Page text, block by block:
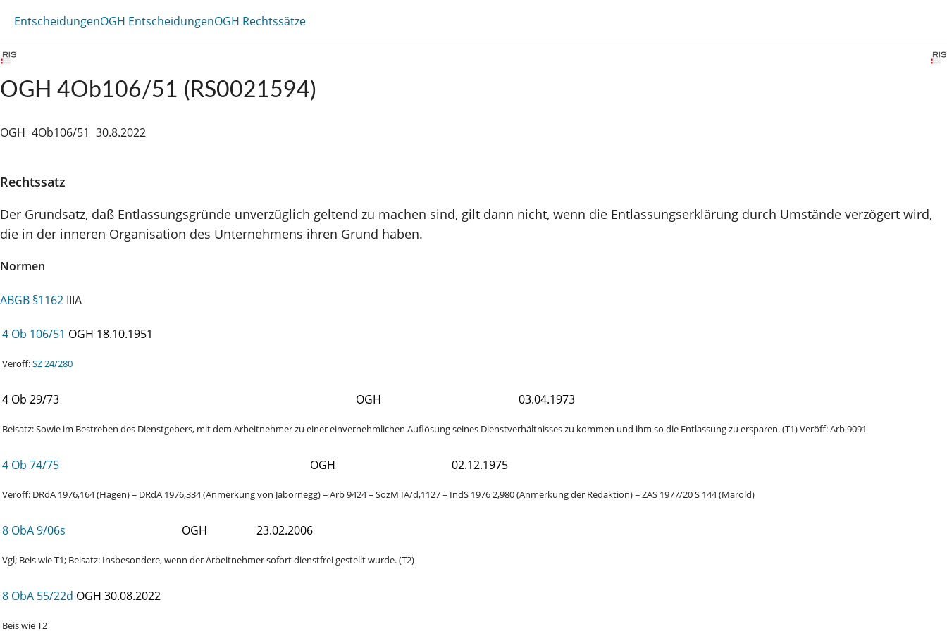
EntscheidungenOGH EntscheidungenOGH Rechtssätze
OGH 4Ob106/51 (RS0021594)
OGH 4Ob106/51 30.8.2022
Rechtssatz
Der Grundsatz, daß Entlassungsgründe unverzüglich geltend zu machen sind, gilt dann nicht, wenn die Entlassungserklärung durch Umstände verzögert wird,
die in der inneren Organisation des Unternehmens ihren Grund haben.
Normen
ABGB §1162 IIIA
4 Ob 106/51 OGH 18.10.1951
Veröff:SZ 24/280
4 Ob 29/73 OGH 03.04.1973
Beisatz: Sowie im Bestreben des Dienstgebers, mit dem Arbeitnehmer zu einer einvernehmlichen Auflösung seines Dienstverhältnisses zu kommen und ihm so die Entlassung zu ersparen. (T1) Veröff: Arb 9091
4 Ob 74/75 OGH 02.12.1975
Veröff: DRdA 1976,164 (Hagen) = DRdA 1976,334 (Anmerkung von Jabornegg) = Arb 9424 = SozM IA/d,1127 = IndS 1976 2,980 (Anmerkung der Redaktion) = ZAS 1977/20 S 144 (Marold)
8 ObA 9/06s OGH 23.02.2006
Vgl; Beis wie T1; Beisatz: Insbesondere, wenn der Arbeitnehmer sofort dienstfrei gestellt wurde. (T2)
8 ObA 55/22d OGH 30.08.2022
Beis wie T2